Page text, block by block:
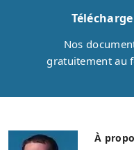
Nos
gratuitement au
À